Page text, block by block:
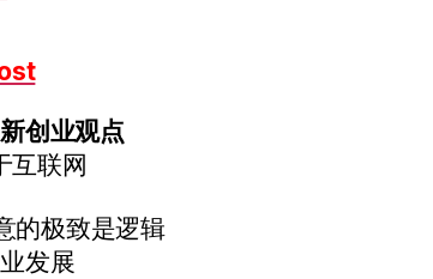
创业观点
互联网
的极致是逻辑
发展